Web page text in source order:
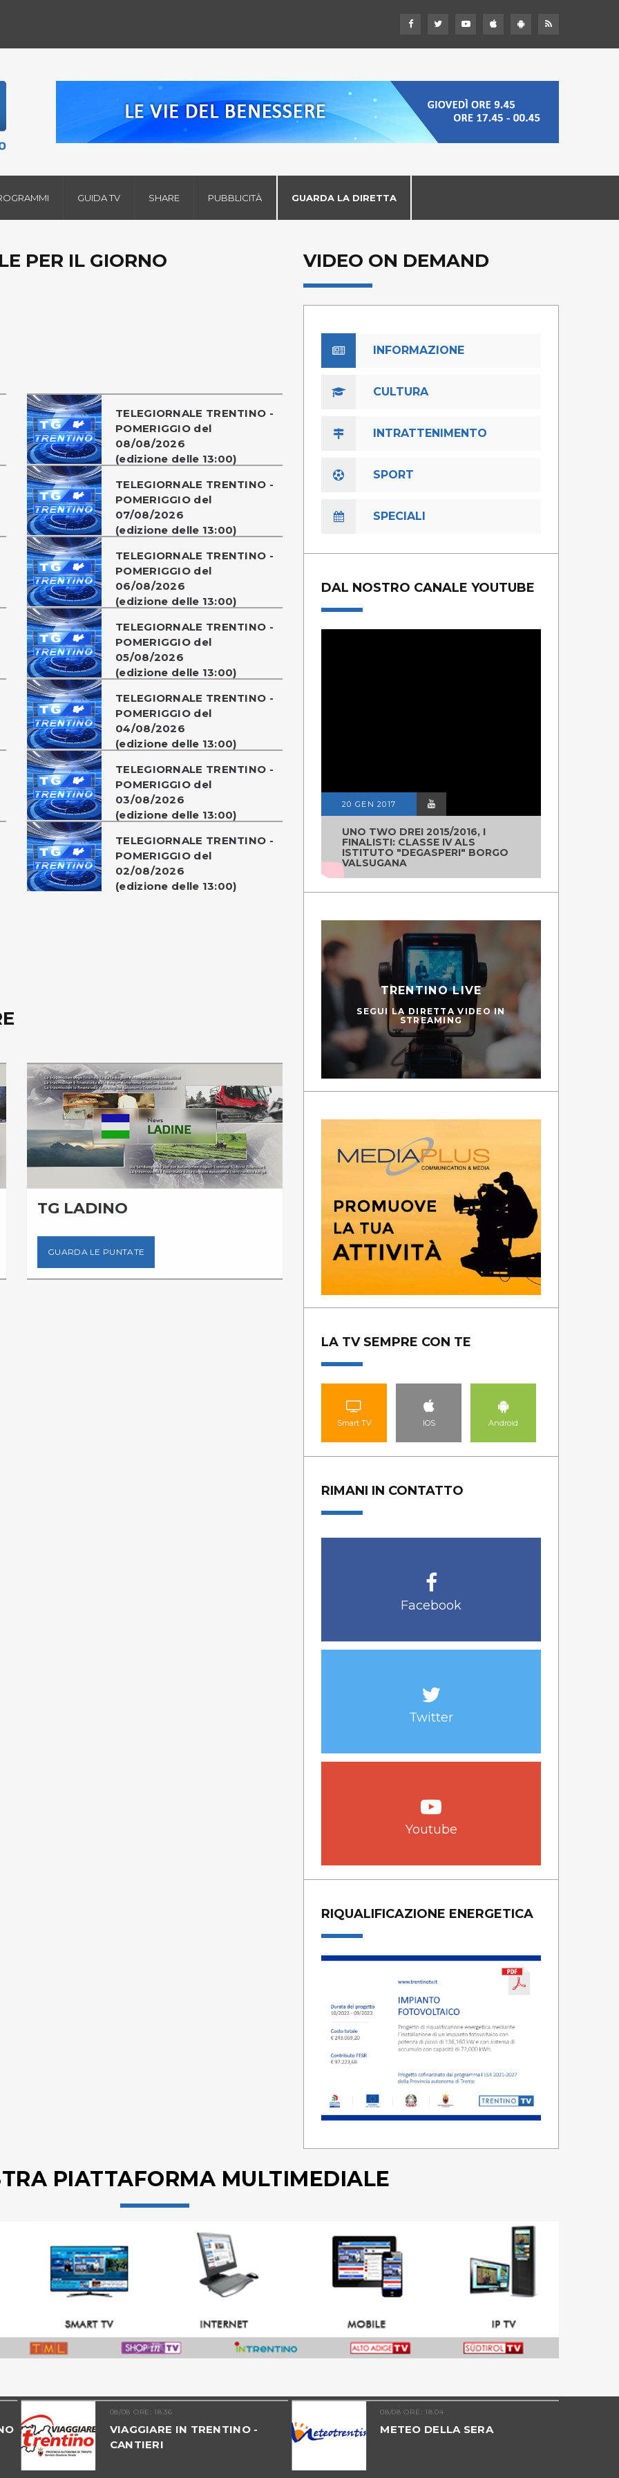
GUIDA TV SHARE PUBBLICITÀ GUARDA LA DIRETTA
PER IL GIORNO
TELEGIORNALE TRENTINO -
POMERIGGIO del
08/08/2026
(edizione delle 13:00)
TELEGIORNALE TRENTINO -
POMERIGGIO del
07/08/2026
(edizione delle 13:00)
TELEGIORNALE TRENTINO -
POMERIGGIO del
06/08/2026
(edizione delle 13:00)
TELEGIORNALE TRENTINO -
POMERIGGIO del
05/08/2026
(edizione delle 13:00)
TELEGIORNALE TRENTINO -
POMERIGGIO del
04/08/2026
(edizione delle 13:00)
TELEGIORNALE TRENTINO -
POMERIGGIO del
03/08/2026
(edizione delle 13:00)
TELEGIORNALE TRENTINO -
POMERIGGIO del
02/08/2026
(edizione delle 13:00)
TG LADINO
GUARDA LE PUNTATE
PEDIES
GUARDA LE PUNTATE
VIDEO ON DEMAND
INFORMAZIONE
CULTURA
INTRATTENIMENTO
SPORT
SPECIALI
DAL NOSTRO CANALE YOUTUBE
20 GEN 2017
UNO TWO DREI 2015/2016, I
FINALISTI: CLASSE IV ALS
ISTITUTO "DEGASPERI" BORGO
VALSUGANA
TRENTINO LIVE
SEGUI LA DIRETTA VIDEO IN
STREAMING
LA TV SEMPRE CON TE
Smart TV IOS Android
RIMANI IN CONTATTO
Facebook
Twitter
Youtube
RIQUALIFICAZIONE ENERGETICA
PIATTAFORMA MULTIMEDIALE
08/08 ORE: 18.36
VIAGGIARE IN TRENTINO -
CANTIERI
08/08 ORE: 18.04
METEO DELLA SERA